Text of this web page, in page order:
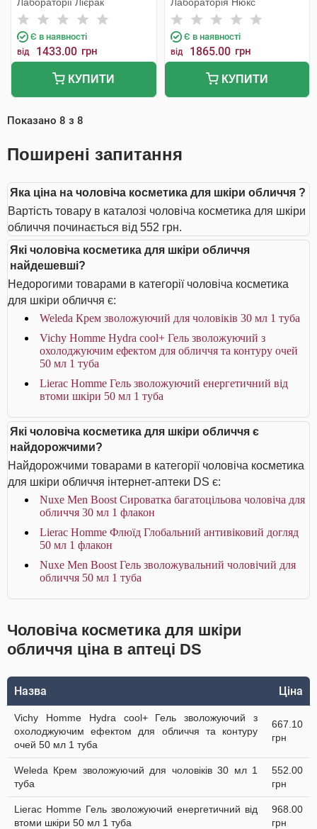
Є в наявності
від 1433.00 грн
КУПИТИ
Є в наявності
від 1865.00 грн
КУПИТИ
Показано 8 з 8
Поширені запитання
Яка ціна на чоловіча косметика для шкіри обличчя ?
Вартість товару в каталозі чоловіча косметика для шкіри
обличчя починається від 552 грн.
Які чоловіча косметика для шкіри обличчя
найдешевші?
Недорогими товарами в категорії чоловіча косметика
для шкіри обличчя є:
Weleda Крем зволожуючий для чоловіків 30 мл 1 туба
Vichy Homme Hydra cool+ Гель зволожуючий з
охолоджуючим ефектом для обличчя та контуру очей
50 мл 1 туба
Lierac Homme Гель зволожуючий енергетичний від
втоми шкіри 50 мл 1 туба
Які чоловіча косметика для шкіри обличчя є
найдорожчими?
Найдорожчими товарами в категорії чоловіча косметика
для шкіри обличчя інтернет-аптеки DS є:
Nuxe Men Boost Сироватка багатоцільова чоловіча для
обличчя 30 мл 1 флакон
Lierac Homme Флюїд Глобальний антивіковий догляд
50 мл 1 флакон
Nuxe Men Boost Гель зволожувальний чоловічий для
обличчя 50 мл 1 туба
Чоловіча косметика для шкіри
обличчя ціна в аптеці DS
Назва Ціна
Vichy Homme Hydra cool+ Гель зволожуючий з
охолоджуючим ефектом для обличчя та контуру
очей 50 мл 1 туба
667.10
грн
Weleda Крем зволожуючий для чоловіків 30 мл 1
туба
552.00
грн
Lierac Homme Гель зволожуючий енергетичний від
втоми шкіри 50 мл 1 туба
968.00
грн